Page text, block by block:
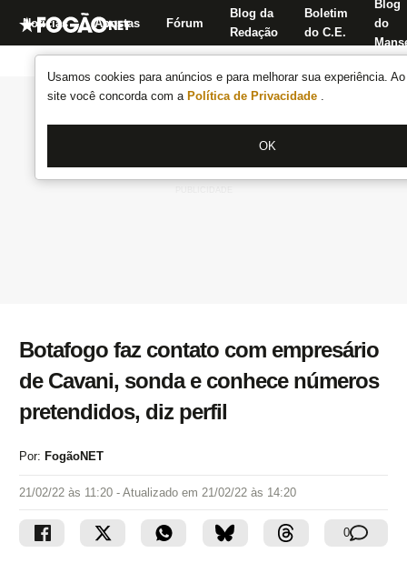
Usamos cookies para anúncios e para melhorar sua experiência.
site você concorda com a Política de Privacidade .
OK
Notícias Apostas Fórum
Blog da
Redação
Boletim
do C.E.
Blog
do
Botafogo faz contato com empresário
de Cavani, sonda e conhece números
pretendidos, diz perfil
Por: FogãoNET
21/02/22 às 11:20 - Atualizado em 21/02/22 às 14:20
0